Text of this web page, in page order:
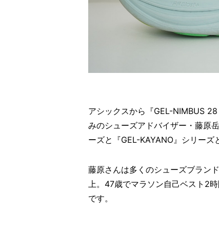
アシックスから『GEL-NIMBUS
みのシューズアドバイザー・藤原
ーズと『GEL-KAYANO』シリーズ
藤原さんは多くのシューズブラン
上。47歳でマラソン自己ベスト2
です。